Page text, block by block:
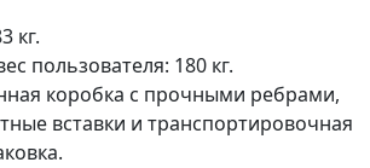
кг.
пользователя: 180 кг.
коробка с прочными ребрами,
вставки и транспортировочная